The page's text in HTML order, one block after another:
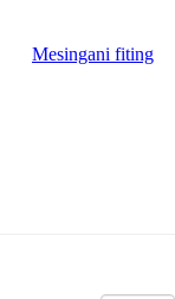
Mesingani fiting